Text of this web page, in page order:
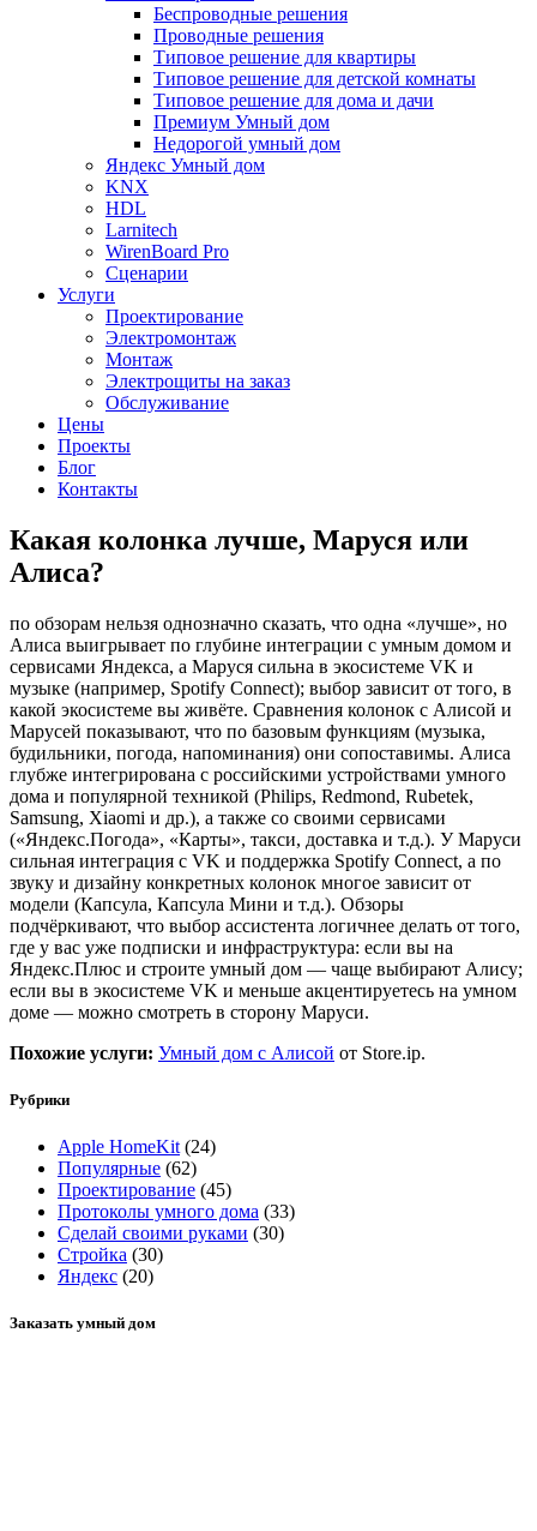
Беспроводные решения
Проводные решения
Типовое решение для квартиры
Типовое решение для детской комнаты
Типовое решение для дома и дачи
Премиум Умный дом
Недорогой умный дом
Яндекс Умный дом
KNX
HDL
Larnitech
WirenBoard Pro
Сценарии
Услуги
Проектирование
Электромонтаж
Монтаж
Электрощиты на заказ
Обслуживание
Цены
Проекты
Блог
Контакты
Какая колонка лучше, Маруся или
Алиса?
по обзорам нельзя однозначно сказать, что одна «лучше», но
Алиса выигрывает по глубине интеграции с умным домом и
сервисами Яндекса, а Маруся сильна в экосистеме VK и
музыке (например, Spotify Connect); выбор зависит от того, в
какой экосистеме вы живёте. Сравнения колонок с Алисой и
Марусей показывают, что по базовым функциям (музыка,
будильники, погода, напоминания) они сопоставимы. Алиса
глубже интегрирована с российскими устройствами умного
дома и популярной техникой (Philips, Redmond, Rubetek,
Samsung, Xiaomi и др.), а также со своими сервисами
(«Яндекс.Погода», «Карты», такси, доставка и т.д.). У Маруси
сильная интеграция с VK и поддержка Spotify Connect, а по
звуку и дизайну конкретных колонок многое зависит от
модели (Капсула, Капсула Мини и т.д.). Обзоры
подчёркивают, что выбор ассистента логичнее делать от того,
где у вас уже подписки и инфраструктура: если вы на
Яндекс.Плюс и строите умный дом — чаще выбирают Алису;
если вы в экосистеме VK и меньше акцентируетесь на умном
доме — можно смотреть в сторону Маруси.
Похожие услуги: Умный дом с Алисой от Store.ip.
Рубрики
Apple HomeKit (24)
Популярные (62)
Проектирование (45)
Протоколы умного дома (33)
Сделай своими руками (30)
Стройка (30)
Яндекс (20)
Заказать умный дом